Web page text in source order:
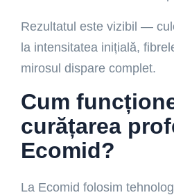
Rezultatul este vizibil —
la intensitatea inițială,
mirosul dispare complet.
Cum
curățarea
Ecomid?
La Ecomid folosim